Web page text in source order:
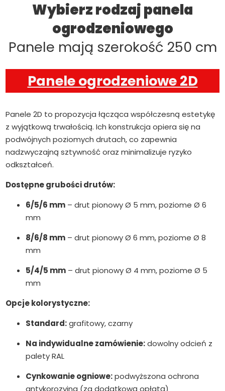
Wybierz rodzaj panela
ogrodzeniowego
Panele mają szerokość 250 cm
Panele ogrodzeniowe 2D
Panele 2D to propozycja łącząca współczesną estetykę
z wyjątkową trwałością. Ich konstrukcja opiera się na
podwójnych poziomych drutach, co zapewnia
nadzwyczajną sztywność oraz minimalizuje ryzyko
odkształceń.
Dostępne grubości drutów:
6/5/6 mm – drut pionowy Ø 5 mm, poziome Ø 6
mm
8/6/8 mm – drut pionowy Ø 6 mm, poziome Ø 8
mm
5/4/5 mm – drut pionowy Ø 4 mm, poziome Ø 5
mm
Opcje kolorystyczne:
Standard:grafitowy, czarny
Na indywidualne zamówienie:dowolny odcień z
palety RAL
Cynkowanie ogniowe:podwyższona ochrona
antykorozyjna (za dodatkową opłatą)